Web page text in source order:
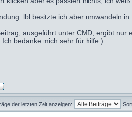
.lbl besitzte ich aber umwandeln in
ausgeführt unter CMD, ergibt nur
bedanke mich sehr für hilfe:)
der letzten Zeit anzeigen: